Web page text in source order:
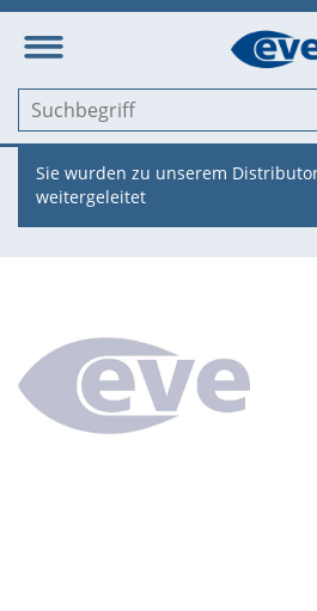
Sie wurden zu unserem
weitergeleitet